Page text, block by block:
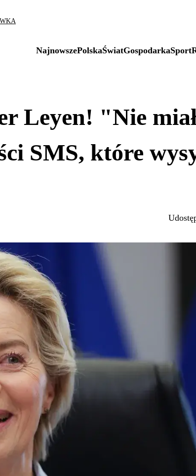
NajnowszePolskaŚwiatGospodarkaSport
Leyen! "Nie
SMS, które